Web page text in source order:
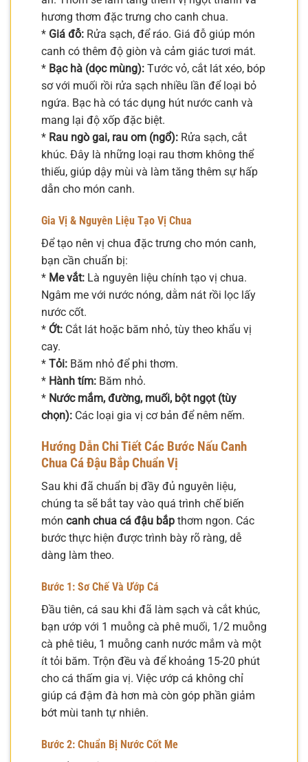
hương thơm đặc trưng cho canh chua.
* Giá đỗ: Rửa sạch, để ráo. Giá đỗ giúp món
canh có thêm độ giòn và cảm giác tươi mát.
* Bạc hà (dọc mùng): Tước vỏ, cắt lát xéo, bóp
sơ với muối rồi rửa sạch nhiều lần để loại bỏ
ngứa. Bạc hà có tác dụng hút nước canh và
mang lại độ xốp đặc biệt.
* Rau ngò gai, rau om (ngổ): Rửa sạch, cắt
khúc. Đây là những loại rau thơm không thể
thiếu, giúp dậy mùi và làm tăng thêm sự hấp
dẫn cho món canh.
Gia Vị & Nguyên Liệu Tạo Vị Chua
Để tạo nên vị chua đặc trưng cho món canh,
bạn cần chuẩn bị:
* Me vắt: Là nguyên liệu chính tạo vị chua.
Ngâm me với nước nóng, dằm nát rồi lọc lấy
nước cốt.
* Ớt: Cắt lát hoặc băm nhỏ, tùy theo khẩu vị
cay.
* Tỏi: Băm nhỏ để phi thơm.
* Hành tím: Băm nhỏ.
* Nước mắm, đường, muối, bột ngọt (tùy
chọn): Các loại gia vị cơ bản để nêm nếm.
Hướng Dẫn Chi Tiết Các Bước Nấu Canh
Chua Cá Đậu Bắp Chuẩn Vị
Sau khi đã chuẩn bị đầy đủ nguyên liệu,
chúng ta sẽ bắt tay vào quá trình chế biến
món canh chua cá đậu bắp thơm ngon. Các
bước thực hiện được trình bày rõ ràng, dễ
dàng làm theo.
Bước 1: Sơ Chế Và Ướp Cá
Đầu tiên, cá sau khi đã làm sạch và cắt khúc,
bạn ướp với 1 muỗng cà phê muối, 1/2 muỗng
cà phê tiêu, 1 muỗng canh nước mắm và một
ít tỏi băm. Trộn đều và để khoảng 15-20 phút
cho cá thấm gia vị. Việc ướp cá không chỉ
giúp cá đậm đà hơn mà còn góp phần giảm
bớt mùi tanh tự nhiên.
Bước 2: Chuẩn Bị Nước Cốt Me